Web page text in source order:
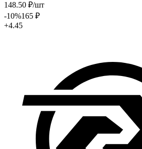
148.50 ₽/шт
-10%165 ₽
+4.45